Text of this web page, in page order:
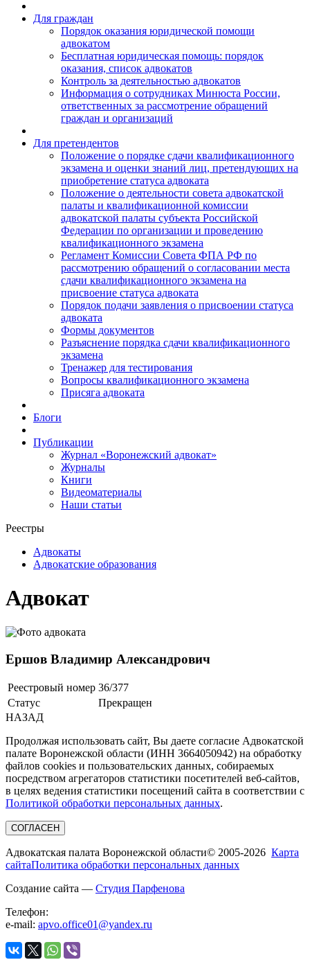
Для граждан
Порядок оказания юридической помощи
адвокатом
Бесплатная юридическая помощь: порядок
оказания, список адвокатов
Контроль за деятельностью адвокатов
Информация о сотрудниках Минюста России,
ответственных за рассмотрение обращений
граждан и организаций
Для претендентов
Положение о порядке сдачи квалификационного
экзамена и оценки знаний лиц, претендующих на
приобретение статуса адвоката
Положение о деятельности совета адвокатской
палаты и квалификационной комиссии
адвокатской палаты субъекта Российской
Федерации по организации и проведению
квалификационного экзамена
Регламент Комиссии Совета ФПА РФ по
рассмотрению обращений о согласовании места
сдачи квалификационного экзамена на
присвоение статуса адвоката
Порядок подачи заявления о присвоении статуса
адвоката
Формы документов
Разъяснение порядка сдачи квалификационного
экзамена
Тренажер для тестирования
Вопросы квалификационного экзамена
Присяга адвоката
Блоги
Публикации
Журнал «Воронежский адвокат»
Журналы
Книги
Видеоматериалы
Наши статьи
Реестры
Адвокаты
Адвокатские образования
Адвокат
Ершов Владимир Александрович
Реестровый номер 36/377
Статус
Прекращен
НАЗАД
Продолжая использовать сайт, Вы даете согласие Адвокатской
палате Воронежской области (ИНН 3664050942) на обработку
файлов cookies и пользовательских данных, собираемых
посредством агрегаторов статистики посетителей веб-сайтов,
в целях ведения статистики посещений сайта в соответствии с
Политикой обработки персональных данных.
СОГЛАСЕН
Адвокатская палата Воронежской области© 2005-2026 Карта
сайтаПолитика обработки персональных данных
Создание сайта — Студия Парфенова
Телефон:
e-mail: apvo.office01@yandex.ru